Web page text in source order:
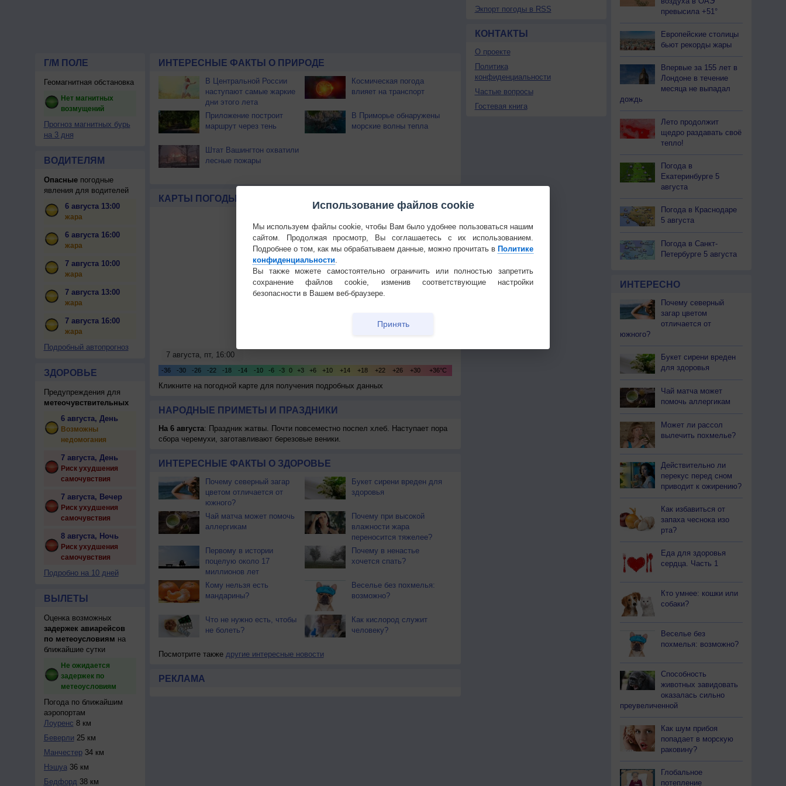
Г/М ПОЛЕ
Геомагнитная обстановка
Нет магнитных
возмущений
Прогноз магнитных бурь
на 3 дня
ВОДИТЕЛЯМ
Опасныепогодные
явления для водителей
6 августа 13:00
жара
6 августа 16:00
жара
7 августа 10:00
жара
7 августа 13:00
жара
7 августа 16:00
жара
Подробный автопрогноз
ЗДОРОВЬЕ
Предупреждения для
метеочувствительных
6 августа, День
Возможны
недомогания
7 августа, День
Риск ухудшения
самочувствия
7 августа, Вечер
Риск ухудшения
самочувствия
8 августа, Ночь
Риск ухудшения
самочувствия
Подробно на 10 дней
ВЫЛЕТЫ
Оценка возможных
задержек авиарейсов
по метеоусловиям на
ближайшие сутки
Не ожидается
задержек по
метеоусловиям
Погода по ближайшим
аэропортам
Лоуренс 8 км
Беверли 25 км
Манчестер34 км
Нэшуа36 км
Бедфорд 38 км
ИНТЕРЕСНЫЕ ФАКТЫ О ПРИРОДЕ
В Центральной России
наступают самые жаркие
дни этого лета
Космическая погода
влияет на транспорт
Приложение построит
маршрут через тень
В Приморье обнаружены
морские волны тепла
Штат Вашингтон охватили
лесные пожары
КАРТЫ ПОГОДЫ Облачность
Кликните на погодной карте для получения подробных данных
НАРОДНЫЕ ПРИМЕТЫ И ПРАЗДНИКИ
На 6 августа: Праздник жатвы. Почти повсеместно поспел хлеб. Наступает пора
сбора черемухи, заготавливают березовые веники.
ИНТЕРЕСНЫЕ ФАКТЫ О ЗДОРОВЬЕ
Почему северный загар
цветом отличается от
южного?
Букет сирени вреден для
здоровья
Чай матча может помочь
аллергикам
Почему при высокой
влажности жара
переносится тяжелее?
Первому в истории
поцелую около 17
миллионов лет
Почему в ненастье
хочется спать?
Кому нельзя есть
мандарины?
Веселье без похмелья:
возможно?
Что не нужно есть, чтобы
не болеть?
Как кислород служит
человеку?
Посмотрите также другие интересные новости
РЕКЛАМА
Экпорт погоды в RSS
КОНТАКТЫ
О проекте
Политика
конфиденциальности
Частые вопросы
Гостевая книга
превысила +51°
Европейские столицы
бьют рекорды жары
Впервые за 155 лет в
Лондоне в течение
месяца не выпадал
дождь
Лето продолжит
щедро раздавать своё
тепло!
Погода в
Екатеринбурге 5
августа
Погода в Краснодаре
5 августа
Погода в Санкт-
Петербурге 5 августа
ИНТЕРЕСНО
Почему северный
загар цветом
отличается от
южного?
Букет сирени вреден
для здоровья
Чай матча может
помочь аллергикам
Может ли рассол
вылечить похмелье?
Действительно ли
перекус перед сном
приводит к ожирению?
Как избавиться от
запаха чеснока изо
рта?
Еда для здоровья
сердца. Часть 1
Кто умнее: кошки или
собаки?
Веселье без
похмелья: возможно?
Способность
животных завидовать
оказалась сильно
преувеличенной
Как шум прибоя
попадает в морскую
раковину?
Глобальное
потепление
Использование файлов cookie
Мы используем файлы cookie, чтобы Вам было удобнее пользоваться нашим
сайтом. Продолжая просмотр, Вы соглашаетесь с их использованием.
Подробнее о том, как мы обрабатываем данные, можно прочитать в Политике
конфиденциальности
Вы также можете самостоятельно ограничить или полностью запретить
сохранение файлов cookie, изменив соответствующие настройки
безопасности в Вашем веб-браузере.
Принять